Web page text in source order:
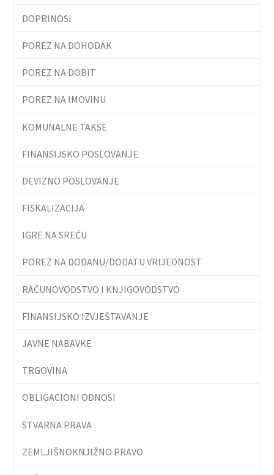
DOPRINOSI
POREZ NA DOHODAK
POREZ NA DOBIT
POREZ NA IMOVINU
KOMUNALNE TAKSE
FINANSIJSKO POSLOVANJE
DEVIZNO POSLOVANJE
FISKALIZACIJA
IGRE NA SREĆU
POREZ NA DODANU/DODATU VRIJEDNOST
RAČUNOVODSTVO I KNJIGOVODSTVO
FINANSIJSKO IZVJEŠTAVANJE
JAVNE NABAVKE
TRGOVINA
OBLIGACIONI ODNOSI
STVARNA PRAVA
ZEMLJIŠNOKNJIŽNO PRAVO